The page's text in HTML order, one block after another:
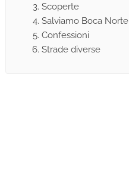
Scoperte
Salviamo Boca Norte
Confessioni
Strade diverse